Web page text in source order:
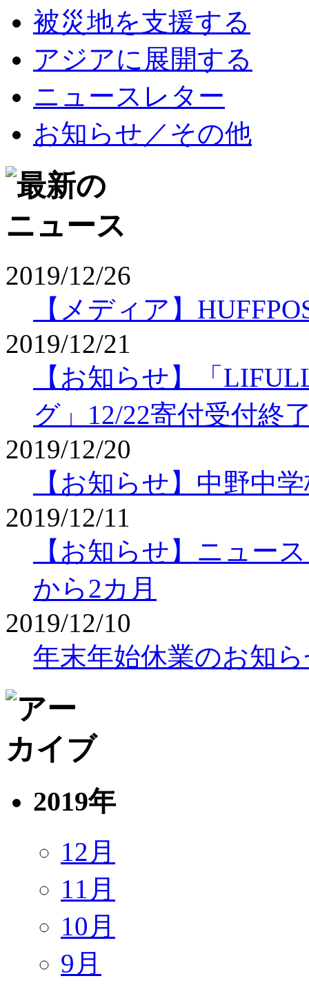
被災地を支援する
アジアに展開する
ニュースレター
お知らせ／その他
2019/12/26
【メディア】
2019/12/21
【お知らせ】「
グ」12/22寄付受付終
2019/12/20
【お知らせ】中野中
2019/12/11
【お知らせ】ニュー
から2カ月
2019/12/10
年末年始休業のお知
2019年
12月
11月
10月
9月